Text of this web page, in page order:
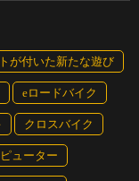
が付いた新たな遊び
eロードバイク
クロスバイク
ューター